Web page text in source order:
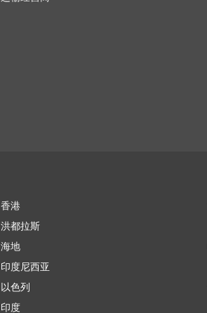
香港
洪都拉斯
海地
印度尼西亚
以色列
印度